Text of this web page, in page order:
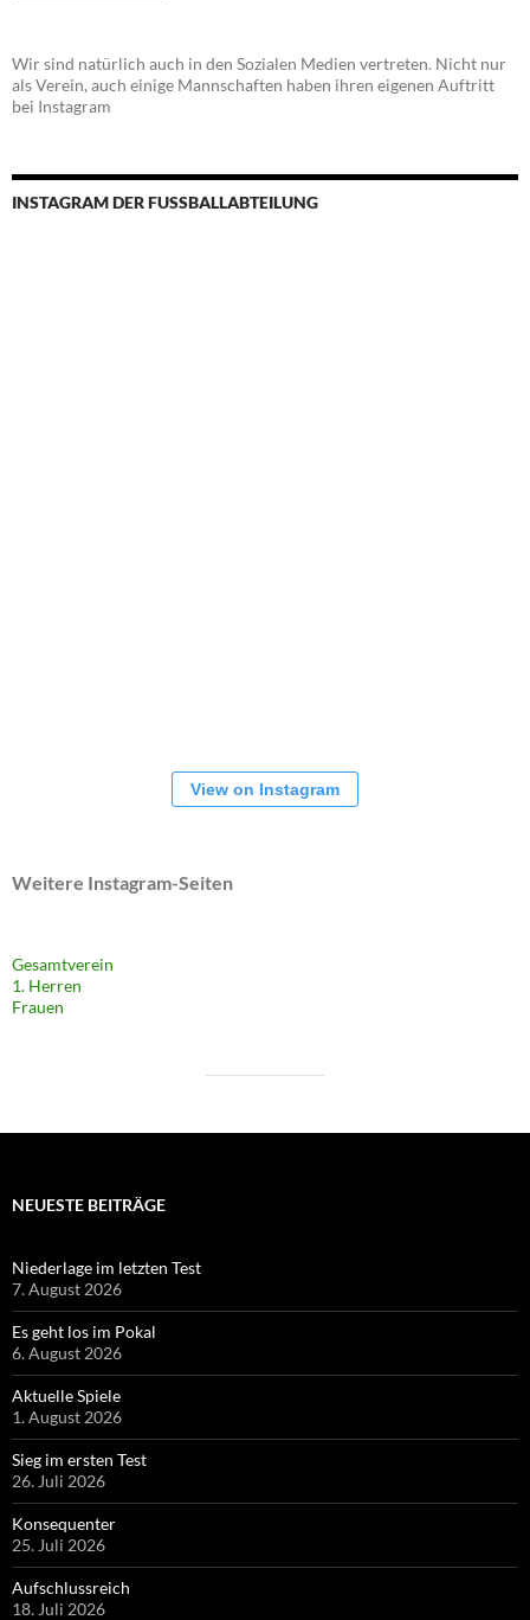
Wir sind natürlich auch in den Sozialen Medien vertreten. Nicht nur
als Verein, auch einige Mannschaften haben ihren eigenen Auftritt
bei Instagram
INSTAGRAM DER FUSSBALLABTEILUNG
View on Instagram
Weitere Instagram-Seiten
Gesamtverein
1. Herren
Frauen
NEUESTE BEITRÄGE
Niederlage im letzten Test
7. August 2026
Es geht los im Pokal
6. August 2026
Aktuelle Spiele
1. August 2026
Sieg im ersten Test
26. Juli 2026
Konsequenter
25. Juli 2026
Aufschlussreich
18. Juli 2026